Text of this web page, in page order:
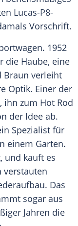
Lucas-P8-
Vorschrift.
. 1952
die Haube, eine
Braun verleiht
Optik. Einer der
ihn zum Hot Rod
der Idee ab.
Spezialist für
einem Garten.
und kauft es
verstauten
Das
sogar aus
Jahren die